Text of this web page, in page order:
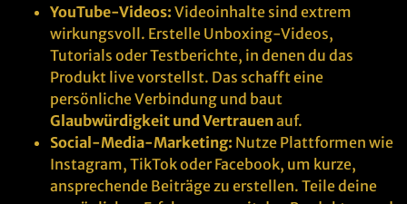
YouTube-Videos: Videoinhalte sind extrem
wirkungsvoll. Erstelle Unboxing-Videos,
Tutorials oder Testberichte, in denen du das
Produkt live vorstellst. Das schafft eine
persönliche Verbindung und baut
Glaubwürdigkeit und Vertrauenauf.
Social-Media-Marketing: Nutze Plattformen wie
Instagram, TikTok oder Facebook, um kurze,
ansprechende Beiträge zu erstellen. Teile deine